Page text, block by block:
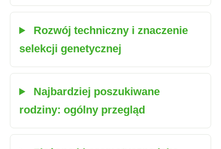
Rozwój techniczny i znaczenie
selekcji genetycznej
Najbardziej poszukiwane
rodziny: ogólny przegląd